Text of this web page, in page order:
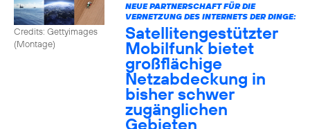
Credits: Gettyimages
(Montage)
NEUE PARTNERSCHAFT FÜR DIE
VERNETZUNG DES INTERNETS DER DINGE:
Satellitengestützter
Mobilfunk bietet
großflächige
Netzabdeckung in
bisher schwer
zugänglichen
Gebieten